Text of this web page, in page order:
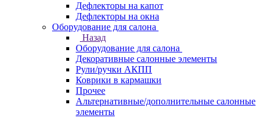
Дефлекторы на капот
Дефлекторы на окна
Оборудование для салона
Назад
Оборудование для салона
Декоративные салонные элементы
Рули/ручки АКПП
Коврики в кармашки
Прочее
Альтернативные/дополнительные салонные
элементы